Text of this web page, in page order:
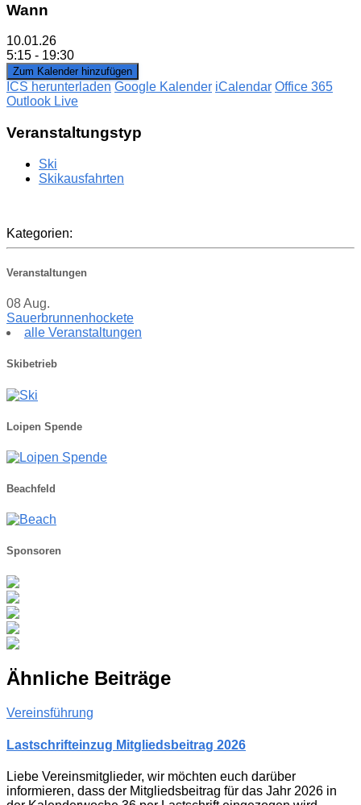
Wann
10.01.26
5:15 - 19:30
Zum Kalender hinzufügen
ICS herunterladen Google Kalender iCalendar Office 365
Outlook Live
Veranstaltungstyp
Ski
Skikausfahrten
Kategorien:
Veranstaltungen
08Aug.
Sauerbrunnenhockete
alle Veranstaltungen
Skibetrieb
Loipen Spende
Beachfeld
Sponsoren
Ähnliche Beiträge
Vereinsführung
Lastschrifteinzug Mitgliedsbeitrag 2026
Liebe Vereinsmitglieder, wir möchten euch darüber
informieren, dass der Mitgliedsbeitrag für das Jahr 2026 in